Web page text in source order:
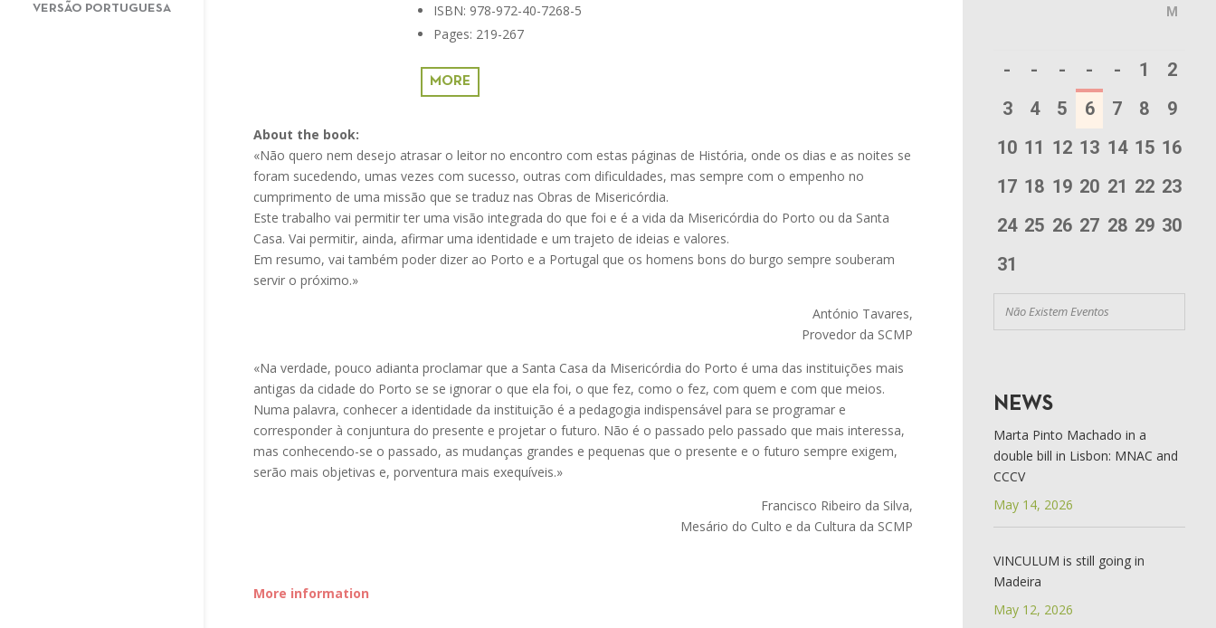
VERSÃO PORTUGUESA
ISBN: 978-972-40-7268-5
Pages: 219-267
MORE
About the book:
«Não quero nem desejo atrasar o leitor no encontro com estas páginas de História, onde os dias e as noites se
foram sucedendo, umas vezes com sucesso, outras com dificuldades, mas sempre com o empenho no
cumprimento de uma missão que se traduz nas Obras de Misericórdia.
Este trabalho vai permitir ter uma visão integrada do que foi e é a vida da Misericórdia do Porto ou da Santa
Casa. Vai permitir, ainda, afirmar uma identidade e um trajeto de ideias e valores.
Em resumo, vai também poder dizer ao Porto e a Portugal que os homens bons do burgo sempre souberam
servir o próximo.»
António Tavares,
Provedor da SCMP
«Na verdade, pouco adianta proclamar que a Santa Casa da Misericórdia do Porto é uma das instituições mais
antigas da cidade do Porto se se ignorar o que ela foi, o que fez, como o fez, com quem e com que meios.
Numa palavra, conhecer a identidade da instituição é a pedagogia indispensável para se programar e
corresponder à conjuntura do presente e projetar o futuro. Não é o passado pelo passado que mais interessa,
mas conhecendo-se o passado, as mudanças grandes e pequenas que o presente e o futuro sempre exigem,
serão mais objetivas e, porventura mais exequíveis.»
Francisco Ribeiro da Silva,
Mesário do Culto e da Cultura da SCMP
More information
M
- - - - - 1
2
3
4 5 6 7 8
9
10 11 12 13 14 15 16
17 18 19 20 21 22 23
24 25 26 27 28 29 30
31
Não Existem Eventos
NEWS
Marta Pinto Machado in a
double bill in Lisbon: MNAC and
CCCV
May 14, 2026
VINCULUM is still going in
Madeira
May 12, 2026